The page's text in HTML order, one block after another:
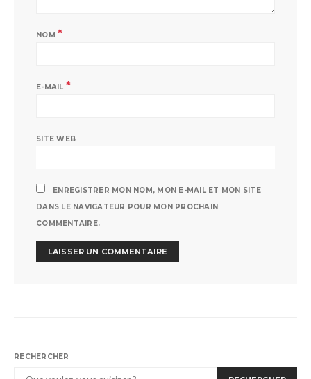
NOM *
E-MAIL *
SITE WEB
ENREGISTRER MON NOM, MON E-MAIL ET MON SITE
DANS LE NAVIGATEUR POUR MON PROCHAIN
COMMENTAIRE.
RECHERCHER